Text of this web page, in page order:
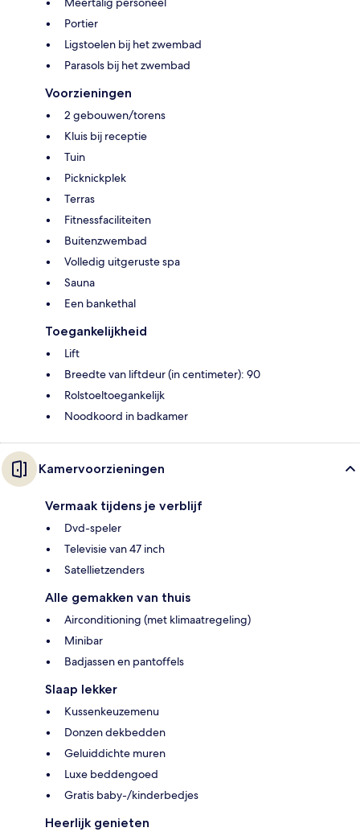
Portier
Ligstoelen bij het zwembad
Parasols bij het zwembad
Voorzieningen
2 gebouwen/torens
Kluis bij receptie
Tuin
Picknickplek
Terras
Fitnessfaciliteiten
Buitenzwembad
Volledig uitgeruste spa
Sauna
Een bankethal
Toegankelijkheid
Lift
Breedte van liftdeur (in centimeter): 90
Rolstoeltoegankelijk
Noodkoord in badkamer
Kamervoorzieningen
Vermaak tijdens je verblijf
Dvd-speler
Televisie van 47 inch
Satellietzenders
Alle gemakken van thuis
Airconditioning (met klimaatregeling)
Minibar
Badjassen en pantoffels
Slaap lekker
Kussenkeuzemenu
Donzen dekbedden
Geluiddichte muren
Luxe beddengoed
Gratis baby-/kinderbedjes
Heerlijk genieten